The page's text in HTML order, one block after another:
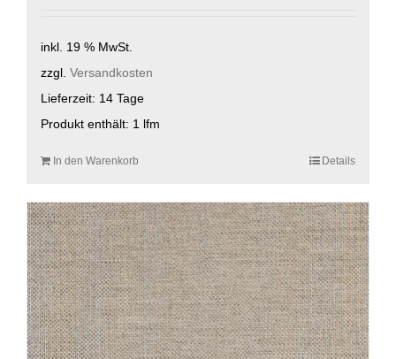
inkl. 19 % MwSt.
zzgl. Versandkosten
Lieferzeit: 14 Tage
Produkt enthält: 1 lfm
In den Warenkorb Details